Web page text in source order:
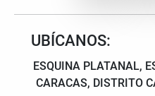
UBÍCANOS:
ESQUINA PLATANAL,
CARACAS, DISTRITO